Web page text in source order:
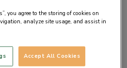
cu 200 lei
you agree to the storing of cookies on
analyze site usage, and assist in
Accept All Cookies